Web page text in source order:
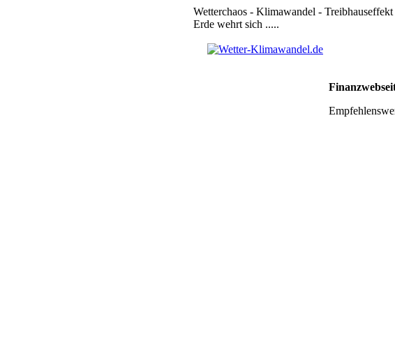
Wetterchaos - Klimawandel -
Erde wehrt sich .....